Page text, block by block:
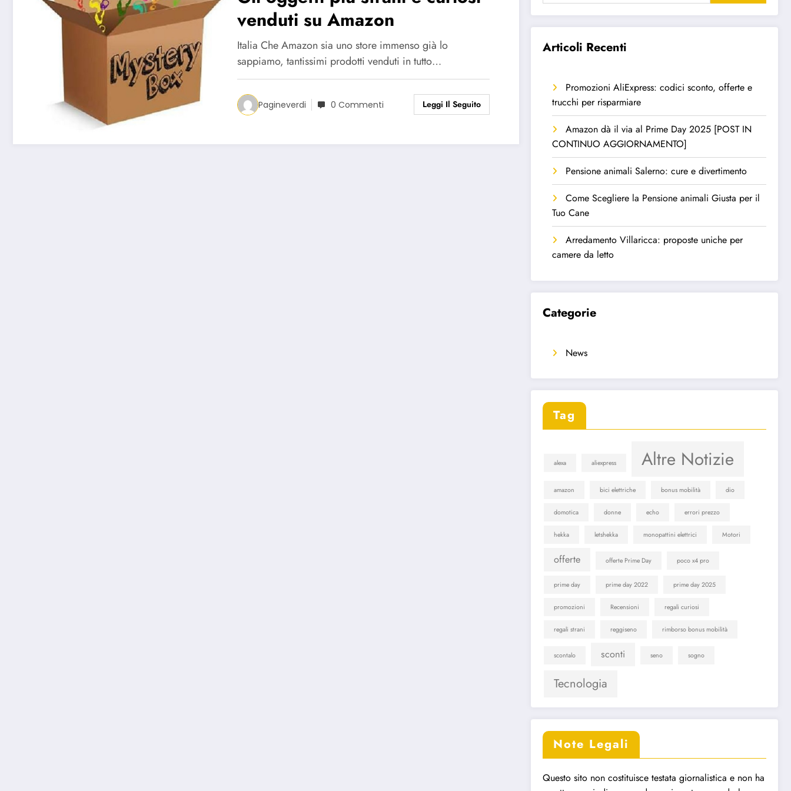
venduti su Amazon
Italia Che Amazon sia uno store immenso già lo
sappiamo, tantissimi prodotti venduti in tutto…
Pagineverdi 0 Commenti Leggi Il Seguito
Articoli Recenti
Promozioni AliExpress: codici sconto, offerte e
trucchi per risparmiare
Amazon dà il via al Prime Day 2025 [POST IN
CONTINUO AGGIORNAMENTO]
Pensione animali Salerno: cure e divertimento
Come Scegliere la Pensione animali Giusta per il
Tuo Cane
Arredamento Villaricca: proposte uniche per
camere da letto
Categorie
News
Tag
alexa aliexpress Altre Notizie
amazon bici elettriche bonus mobilità dio
domotica donne echo errori prezzo
hekka letshekka monopattini elettrici Motori
offerte offerte Prime Day poco x4 pro
prime day prime day 2022 prime day 2025
promozioni Recensioni regali curiosi
regali strani reggiseno rimborso bonus mobilità
scontalo sconti seno sogno
Tecnologia
Note Legali
Questo sito non costituisce testata giornalistica e non ha